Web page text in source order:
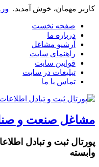
کاربر مهمان، خوش آمدید.
صفحه نخست
درباره ما
آرشیو مشاغل
راهنمای سایت
قوانین سایت
تبلیغات در سایت
تماس با ما
مشاغل صنعت و
پورتال ثبت و تبادل
وابسته